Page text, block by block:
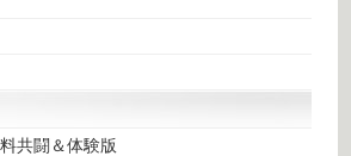
共闘＆体験版